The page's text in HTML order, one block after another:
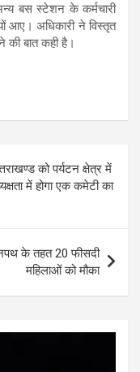
बस स्टेशन के कर्मचारी
आए। अधिकारी ने विस्तृत
की बात कही है।
को पर्यटन क्षेत्र में
में होगा एक कमेटी का
के तहत 20 फीसदी
महिलाओं को मौका